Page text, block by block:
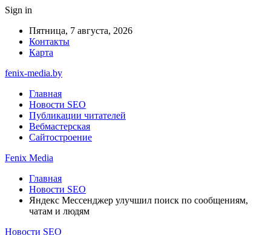
Sign in
Пятница, 7 августа, 2026
Контакты
Карта
fenix-media.by
Главная
Новости SEO
Публикации читателей
Вебмастерская
Сайтостроение
Fenix Media
Главная
Новости SEO
Яндекс Мессенджер улучшил поиск по сообщениям,
чатам и людям
Новости SEO